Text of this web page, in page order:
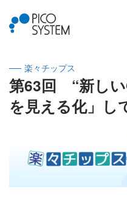
楽々チップス
第63回 “新し
を見える化」し